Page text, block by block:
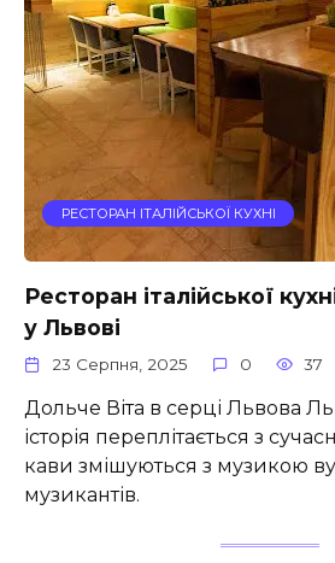
РЕСТОРАН ІТАЛІЙСЬКОЇ КУХНІ
Ресторан італійської
у Львові
23 Серпня, 2025 0 37
Дольче Віта в серці Львова
історія переплітається з
кави змішуються з музикою
музикантів.